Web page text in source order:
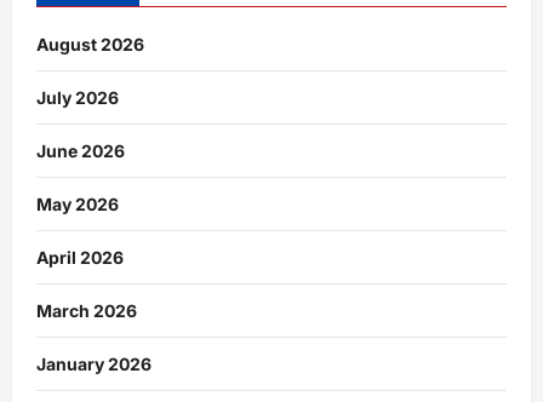
August 2026
July 2026
June 2026
May 2026
April 2026
March 2026
January 2026